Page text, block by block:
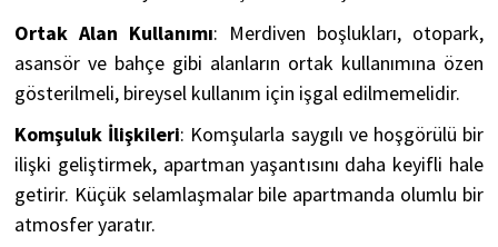
Ortak Alan Kullanımı: Merdiven boşlukları, otopark,
asansör ve bahçe gibi alanların ortak kullanımına özen
gösterilmeli, bireysel kullanım için işgal edilmemelidir.
Komşuluk İlişkileri: Komşularla saygılı ve hoşgörülü bir
ilişki geliştirmek, apartman yaşantısını daha keyifli hale
getirir. Küçük selamlaşmalar bile apartmanda olumlu bir
atmosfer yaratır.